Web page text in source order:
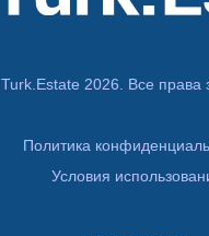
2026. Все права
Политика
Условия